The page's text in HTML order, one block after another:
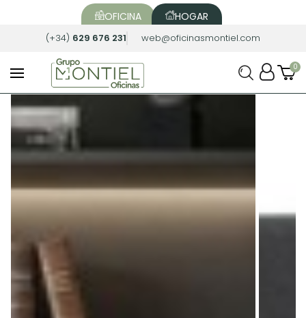
OFICINA HOGAR
(+34) 629 676 231 web@oficinasmontiel.com